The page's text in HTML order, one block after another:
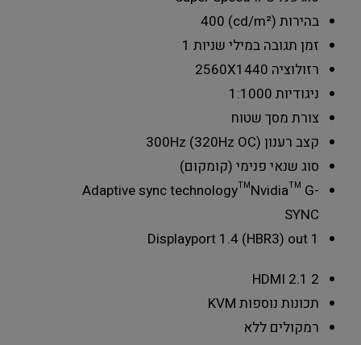
בהירות (cd/m²)
400
זמן תגובה במילי שניות 1
רזולוציה 2560X1440
ניגודיות 1:1000
צורת מסך שטוח
קצב רענון 300Hz (320Hz OC)
סוג שנאי פנימי (קומקום)
Adaptive sync technology™Nvidia™ G-
SYNC
Displayport 1.4 (HBR3) out 1
HDMI 2.1 2
תכונות נוספות KVM
רמקוליםללא